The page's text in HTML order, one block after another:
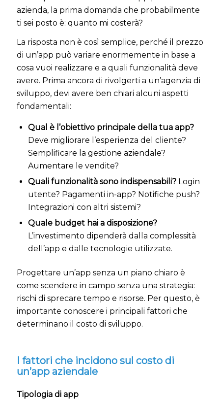
azienda, la prima domanda che probabilmente
ti sei posto è: quanto mi costerà?
La risposta non è così semplice, perché il prezzo
di un’app può variare enormemente in base a
cosa vuoi realizzare e a quali funzionalità deve
avere. Prima ancora di rivolgerti a un’agenzia di
sviluppo, devi avere ben chiari alcuni aspetti
fondamentali:
Qual è l’obiettivo principale della tua app?
Deve migliorare l’esperienza del cliente?
Semplificare la gestione aziendale?
Aumentare le vendite?
Quali funzionalità sono indispensabili?Login
utente? Pagamenti in-app? Notifiche push?
Integrazioni con altri sistemi?
Quale budget hai a disposizione?
L’investimento dipenderà dalla complessità
dell’app e dalle tecnologie utilizzate.
Progettare un’app senza un piano chiaro è
come scendere in campo senza una strategia:
rischi di sprecare tempo e risorse. Per questo, è
importante conoscere i principali fattori che
determinano il costo di sviluppo.
I fattori che incidono sul costo di
un’app aziendale
Tipologia di app